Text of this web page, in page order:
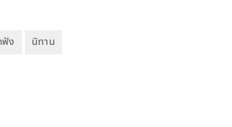
ฟัง นิทาน